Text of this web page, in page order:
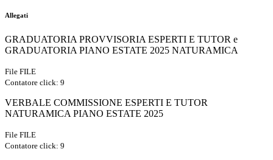
Allegati
GRADUATORIA PROVVISORIA ESPERTI E TUTOR e
GRADUATORIA PIANO ESTATE 2025 NATURAMICA
File FILE
Contatore click: 9
VERBALE COMMISSIONE ESPERTI E TUTOR
NATURAMICA PIANO ESTATE 2025
File FILE
Contatore click: 9